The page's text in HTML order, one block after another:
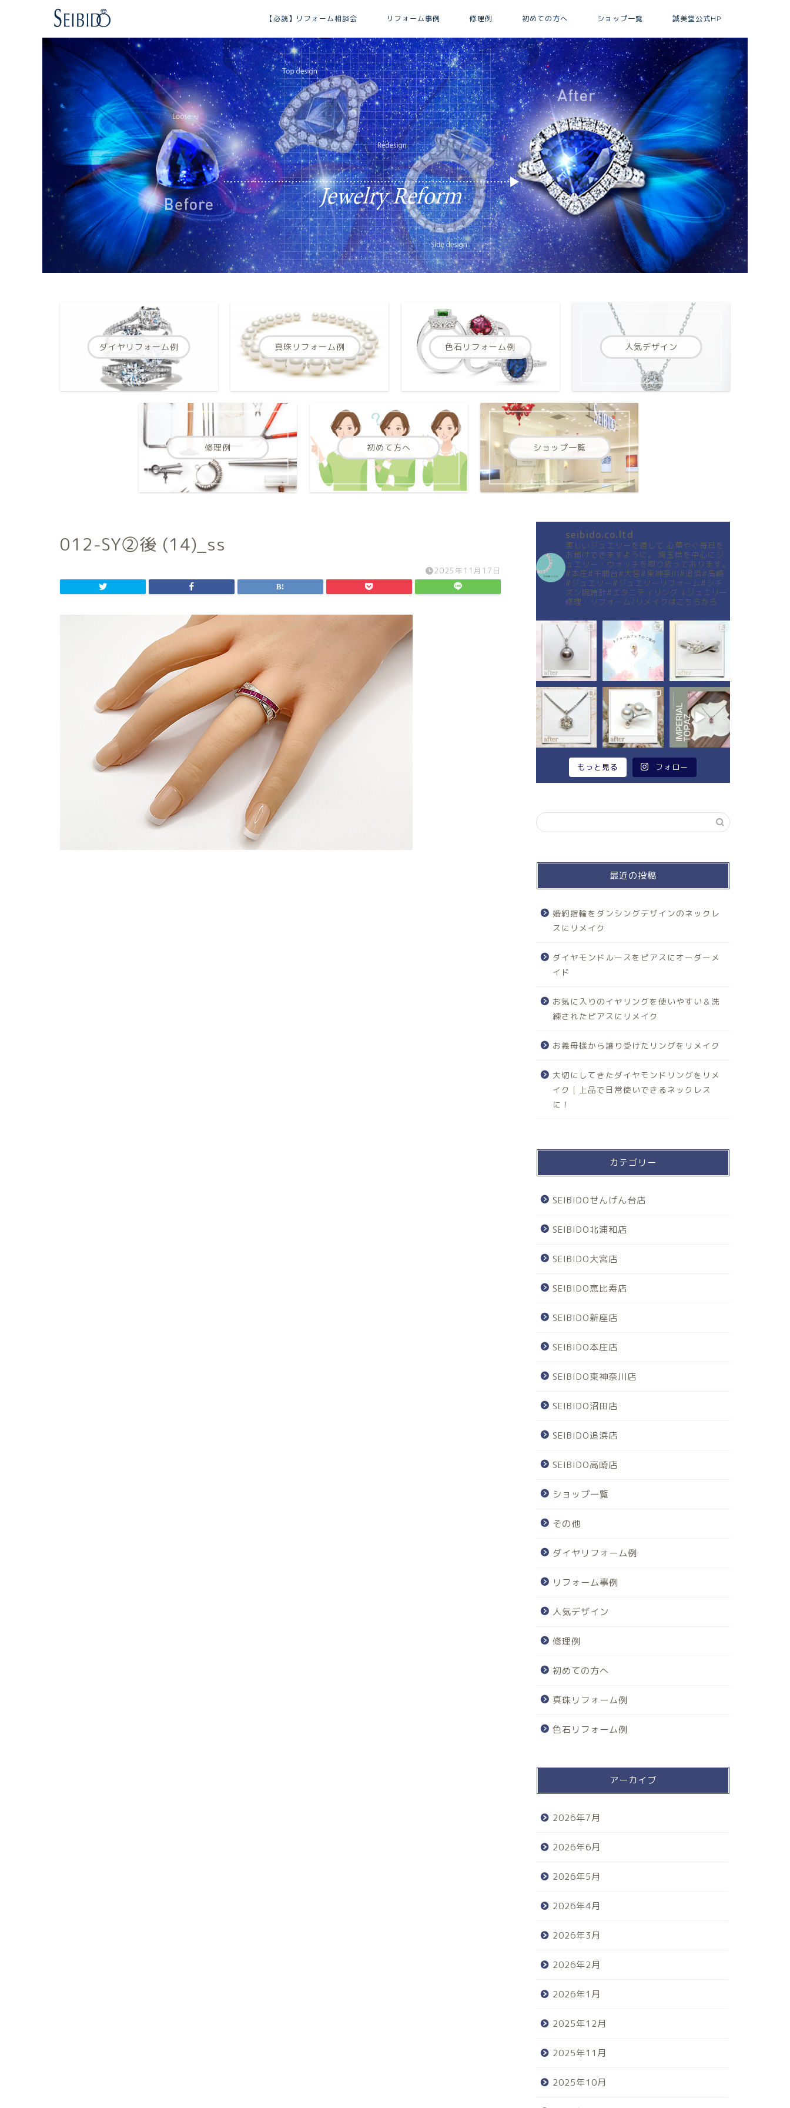
【必読】リフォーム相談会 リフォーム事例 修理例 初めての方へ ショップ一覧 誠美堂公式HP
ダイヤリフォーム例 真珠リフォーム例 色石リフォーム例 人気デザイン
修理例 初めて方へ ショップ一覧
012-SY②後 (14)_ss
2025年11月17日
seibido.co.ltd
美しいジュエリーを通して 心華やぐ毎日を
お届けできますように。
埼玉県を中心にジ
ュエリー・ウォッチを取り扱っております。
#本庄#千間台#大宮#東神奈川#追浜#高崎
#ジュエリー#ジュエリーリフォーム#シチ
ズン腕時計#エタニティリング ↓ジュエリー
修理・リフォーム/リメイクはこちらから
もっと見る フォロー
最近の投稿
婚約指輪をダンシングデザインのネックレ
スにリメイク
ダイヤモンドルースをピアスにオーダーメ
イド
お気に入りのイヤリングを使いやすい＆洗
練されたピアスにリメイク
お義母様から譲り受けたリングをリメイク
大切にしてきたダイヤモンドリングをリメ
イク｜上品で日常使いできるネックレス
に！
カテゴリー
SEIBIDOせんげん台店
SEIBIDO北浦和店
SEIBIDO大宮店
SEIBIDO恵比寿店
SEIBIDO新座店
SEIBIDO本庄店
SEIBIDO東神奈川店
SEIBIDO沼田店
SEIBIDO追浜店
SEIBIDO高崎店
ショップ一覧
その他
ダイヤリフォーム例
リフォーム事例
人気デザイン
修理例
初めての方へ
真珠リフォーム例
色石リフォーム例
アーカイブ
2026年7月
2026年6月
2026年5月
2026年4月
2026年3月
2026年2月
2026年1月
2025年12月
2025年11月
2025年10月